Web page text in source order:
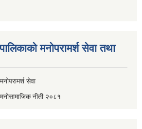
मनोपरामर्श सेवा तथा
सेवा
नीती २०८१